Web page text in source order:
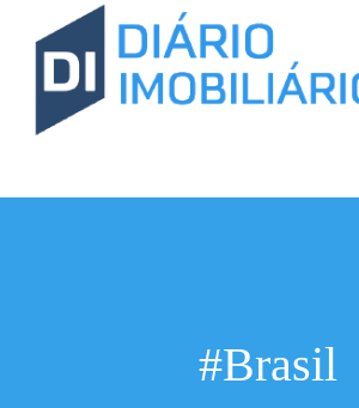
#Brasil